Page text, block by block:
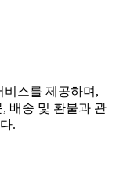
스를 제공하며,
배송 및 환불과 관
.